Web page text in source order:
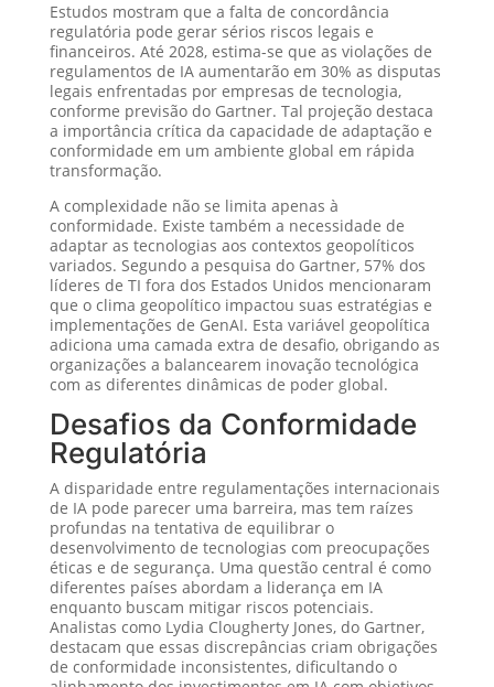
Estudos mostram que a falta de concordância
regulatória pode gerar sérios riscos legais e
financeiros. Até 2028, estima-se que as violações de
regulamentos de IA aumentarão em 30% as disputas
legais enfrentadas por empresas de tecnologia,
conforme previsão do Gartner. Tal projeção destaca
a importância crítica da capacidade de adaptação e
conformidade em um ambiente global em rápida
transformação.
A complexidade não se limita apenas à
conformidade. Existe também a necessidade de
adaptar as tecnologias aos contextos geopolíticos
variados. Segundo a pesquisa do Gartner, 57% dos
líderes de TI fora dos Estados Unidos mencionaram
que o clima geopolítico impactou suas estratégias e
implementações de GenAI. Esta variável geopolítica
adiciona uma camada extra de desafio, obrigando as
organizações a balancearem inovação tecnológica
com as diferentes dinâmicas de poder global.
Desafios da Conformidade
Regulatória
A disparidade entre regulamentações internacionais
de IA pode parecer uma barreira, mas tem raízes
profundas na tentativa de equilibrar o
desenvolvimento de tecnologias com preocupações
éticas e de segurança. Uma questão central é como
diferentes países abordam a liderança em IA
enquanto buscam mitigar riscos potenciais.
Analistas como Lydia Clougherty Jones, do Gartner,
destacam que essas discrepâncias criam obrigações
de conformidade inconsistentes, dificultando o